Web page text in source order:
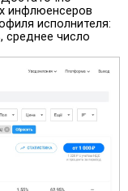
инфлюенсеров
исполнителя:
среднее число